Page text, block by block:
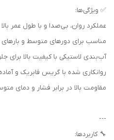
✅ ویژگی‌ها:
عملکرد روان، بی‌صدا و با طول عمر بالا
مناسب برای دورهای متوسط و
آب‌بندی لاستیکی با کیفیت بالا برای
روانکاری شده با گریس فابریک و
مقاومت بالا در برابر فشار و دمای
---
🔧 کاربردها: